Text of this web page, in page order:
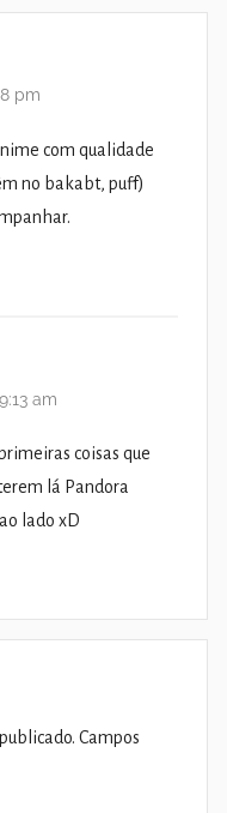
pm
com qualidade
no bakabt, puff)
am
coisas que
lá Pandora
lado xD
Campos